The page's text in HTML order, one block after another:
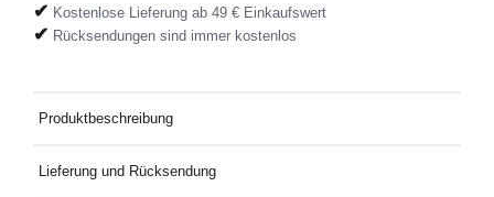
✔ Kostenlose Lieferung ab 49 € Einkaufswert
✔ Rücksendungen sind immer kostenlos
Produktbeschreibung
Lieferung und Rücksendung